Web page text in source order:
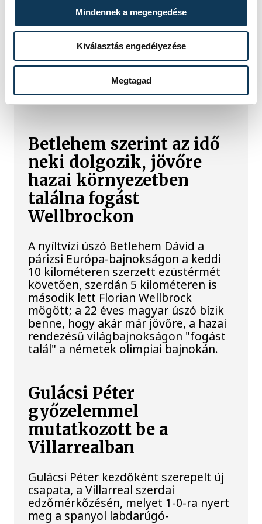
Mindennek a megengedése
Kiválasztás engedélyezése
Megtagad
gazdálkodjunk.
Betlehem szerint az idő
neki dolgozik, jövőre
hazai környezetben
találna fogást
Wellbrockon
A nyíltvízi úszó Betlehem Dávid a
párizsi Európa-bajnokságon a keddi
10 kilométeren szerzett ezüstérmét
követően, szerdán 5 kilométeren is
második lett Florian Wellbrock
mögött; a 22 éves magyar úszó bízik
benne, hogy akár már jövőre, a hazai
rendezésű világbajnokságon "fogást
talál" a németek olimpiai bajnokán.
Gulácsi Péter
győzelemmel
mutatkozott be a
Villarrealban
Gulácsi Péter kezdőként szerepelt új
csapata, a Villarreal szerdai
edzőmérkőzésén, melyet 1-0-ra nyert
meg a spanyol labdarúgó-